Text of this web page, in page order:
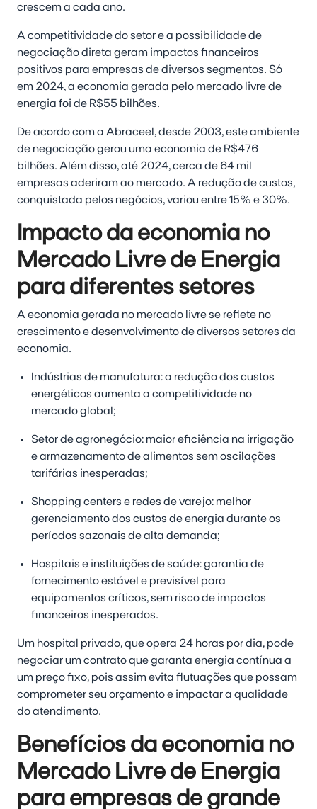
crescem a cada ano.
A competitividade do setor e a possibilidade de
negociação direta geram impactos financeiros
positivos para empresas de diversos segmentos. Só
em 2024, a economia gerada pelo mercado livre de
energia foi de R$55 bilhões.
De acordo com a Abraceel, desde 2003, este ambiente
de negociação gerou uma economia de R$476
bilhões. Além disso, até 2024, cerca de 64 mil
empresas aderiram ao mercado. A redução de custos,
conquistada pelos negócios, variou entre 15% e 30%.
Impacto da economia no
Mercado Livre de Energia
para diferentes setores
A economia gerada no mercado livre se reflete no
crescimento e desenvolvimento de diversos setores da
economia.
Indústrias de manufatura: a redução dos custos
energéticos aumenta a competitividade no
mercado global;
Setor de agronegócio: maior eficiência na irrigação
e armazenamento de alimentos sem oscilações
tarifárias inesperadas;
Shopping centers e redes de varejo: melhor
gerenciamento dos custos de energia durante os
períodos sazonais de alta demanda;
Hospitais e instituições de saúde: garantia de
fornecimento estável e previsível para
equipamentos críticos, sem risco de impactos
financeiros inesperados.
Um hospital privado, que opera 24 horas por dia, pode
negociar um contrato que garanta energia contínua a
um preço fixo, pois assim evita flutuações que possam
comprometer seu orçamento e impactar a qualidade
do atendimento.
Benefícios da economia no
Mercado Livre de Energia
para empresas de grande